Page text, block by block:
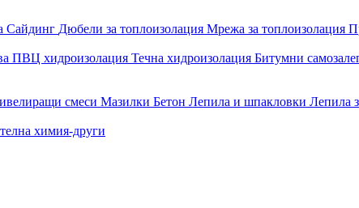
Сайдинг Дюбели за топлоизолация Мрежа за топлоизолация
ПВЦ хидроизолация Течна хидроизолация Битумни
смеси Мазилки Бетон Лепила и шпакловки Лепила
химия-други